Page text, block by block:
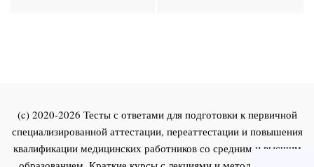
(c) 2020-2026 Тесты с ответами для подготовки к первичной
специализированной аттестации, переаттестации и повышения
квалификации медицинских работников со средним и высшим